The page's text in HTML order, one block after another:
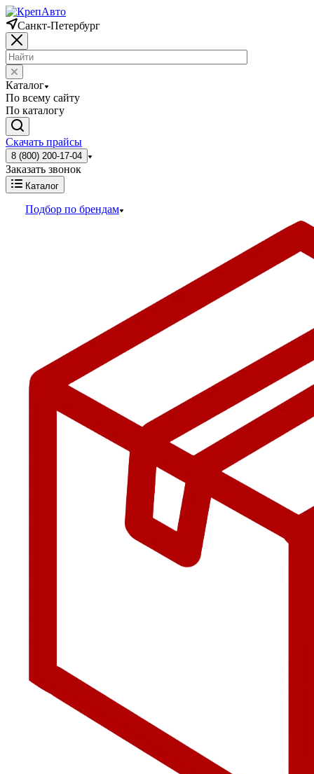
Санкт-Петербург
Каталог
По всему сайту
По каталогу
Скачать прайсы
8 (800) 200-17-04
Заказать звонок
Каталог
Подбор по брендам